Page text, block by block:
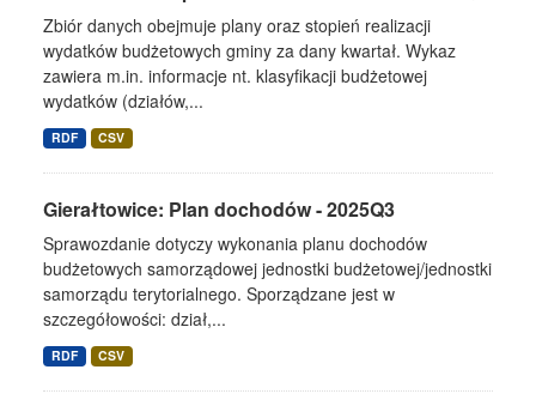
Zbiór danych obejmuje plany oraz stopień realizacji
wydatków budżetowych gminy za dany kwartał. Wykaz
zawiera m.in. informacje nt. klasyfikacji budżetowej
wydatków (działów,...
RDF CSV
Gierałtowice: Plan dochodów - 2025Q3
Sprawozdanie dotyczy wykonania planu dochodów
budżetowych samorządowej jednostki budżetowej/jednostki
samorządu terytorialnego. Sporządzane jest w
szczegółowości: dział,...
RDF CSV